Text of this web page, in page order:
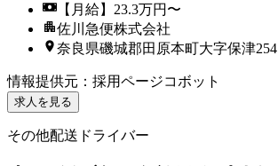
【月給】23.3万円〜
佐川急便株式会社
奈良県磯城郡田原本町大字保津254
情報提供元 ： 採用ページコボット
求人を見る
その他配送ドライバー